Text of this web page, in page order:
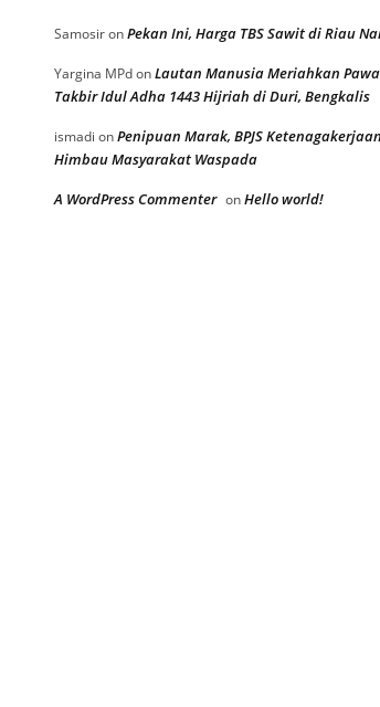
SamosironPekan Ini, Harga TBS Sawit di Riau
Yargina MPdonLautan Manusia Meriahkan
Takbir Idul Adha 1443 Hijriah di Duri, Bengkalis
ismadi onPenipuan Marak, BPJS Ketenagakerjaan
Himbau Masyarakat Waspada
A WordPress Commenter onHello world!